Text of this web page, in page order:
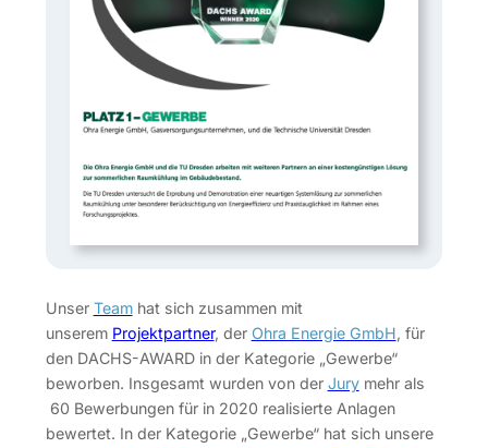
Unser Teamhat sich zusammen mit
unserem Projektpartner, der Ohra Energie GmbH, für
den DACHS-AWARD in der Kategorie „Gewerbe“
beworben. Insgesamt wurden von der Jurymehr als
60 Bewerbungen für in 2020 realisierte Anlagen
bewertet. In der Kategorie „Gewerbe“ hat sich unsere